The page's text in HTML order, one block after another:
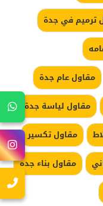
ترميم في جدة
مقاول عام جدة
مقاول لياسة جدة
مقاول تكسير
مقاول بناء جده